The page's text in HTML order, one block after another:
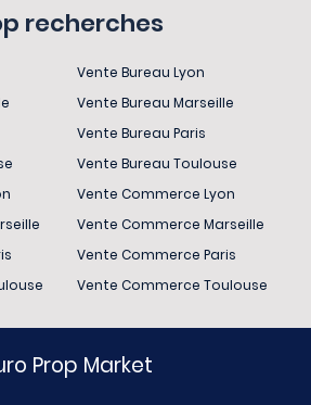
recherches
Vente Bureau Lyon
Vente Bureau Marseille
Vente Bureau Paris
Vente Bureau Toulouse
Vente Commerce Lyon
Vente Commerce Marseille
Vente Commerce Paris
Vente Commerce Toulouse
Prop Market